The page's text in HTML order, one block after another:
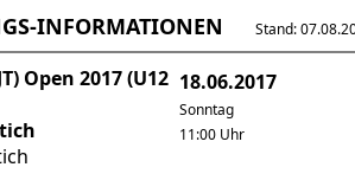
INFORMATIONEN Stand:
Open 2017 (U12 18.06.2017
Sonntag
11:00 Uhr